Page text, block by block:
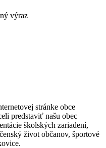
výraz
stránke obce
predstaviť našu obec
školských zariadení,
život občanov, športové